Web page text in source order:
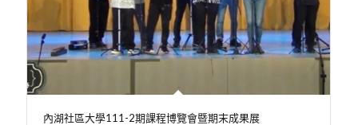
內湖社區大學111-2期課程博覽會暨期末成果展